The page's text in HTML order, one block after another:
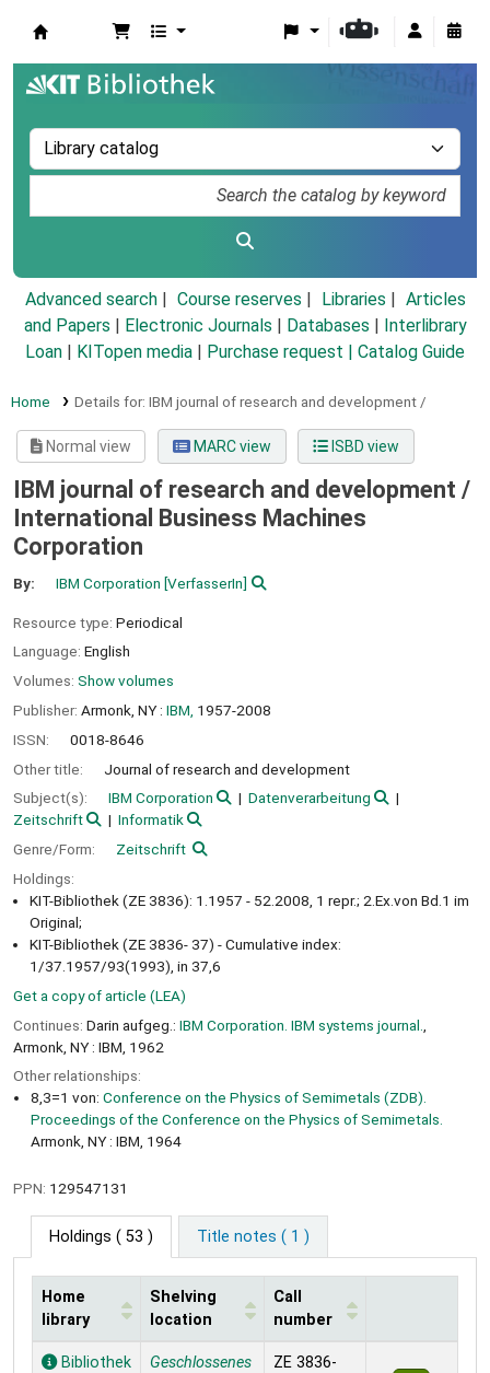
Advanced search Course reserves Libraries
Articles
and Papers
Electronic Journals Databases
Interlibrary
Loan
KITopen media Purchase request | Catalog Guide
Home Details for: IBM journal of research and development /
Normal view MARC view ISBD view
IBM journal of research and development /
International Business Machines
Corporation
By: IBM Corporation [VerfasserIn]
Resource type: Periodical
Language: English
Volumes: Show volumes
Publisher: Armonk, NY : IBM, 1957-2008
ISSN:
0018-8646
Other title:
Journal of research and development
Subject(s):
IBM Corporation
Datenverarbeitung
Zeitschrift
Informatik
Genre/Form:
Zeitschrift
Holdings:
KIT-Bibliothek (ZE 3836): 1.1957 - 52.2008, 1 repr.; 2.Ex.von Bd.1 im
Original;
KIT-Bibliothek (ZE 3836- 37) - Cumulative index:
1/37.1957/93(1993), in 37,6
Get a copy of article (LEA)
Continues: Darin aufgeg.: IBM Corporation. IBM systems journal.
Armonk, NY : IBM, 1962
Other relationships:
8,3=1 von: Conference on the Physics of Semimetals (ZDB).
Proceedings of the Conference on the Physics of Semimetals.
Armonk, NY : IBM, 1964
PPN: 129547131
Holdings ( 53 ) Title notes ( 1 )
Holdings
Home
library
Shelving
location
Call
number
Bibliothek
Geschlossenes
ZE 3836-